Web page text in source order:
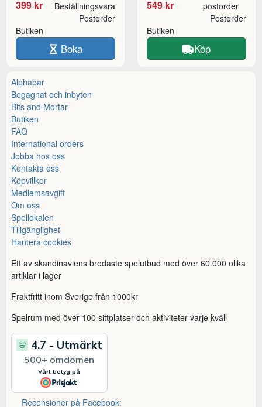
399 kr Beställningsvara
Butiken
Postorder
Boka
549 kr
postorder
Butiken
Postorder
Köp
Alphabar
Begagnat och inbyten
Bits and Mortar
Butiken
FAQ
International orders
Jobba hos oss
Kontakta oss
Köpvillkor
Medlemsavgift
Om oss
Spellokalen
Tillgänglighet
Hantera cookies
Ett av skandinaviens bredaste spelutbud med över 60.000 olika
artiklar i lager
Fraktfritt inom Sverige från 1000kr
Spelrum med över 100 sittplatser och aktiviteter varje kväll
Recensioner på Facebook: